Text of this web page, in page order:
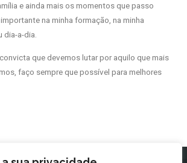
e ainda mais os momentos que passo
na minha formação, na minha
dia-a-dia.
que devemos lutar por aquilo que mais
faço sempre que possível para melhores